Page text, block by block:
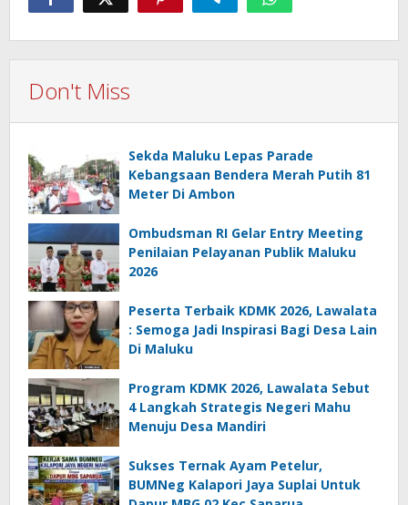
Don't Miss
Sekda Maluku Lepas Parade
Kebangsaan Bendera Merah Putih 81
Meter Di Ambon
Ombudsman RI Gelar Entry Meeting
Penilaian Pelayanan Publik Maluku
2026
Peserta Terbaik KDMK 2026, Lawalata
: Semoga Jadi Inspirasi Bagi Desa Lain
Di Maluku
Program KDMK 2026, Lawalata Sebut
4 Langkah Strategis Negeri Mahu
Menuju Desa Mandiri
Sukses Ternak Ayam Petelur,
BUMNeg Kalapori Jaya Suplai Untuk